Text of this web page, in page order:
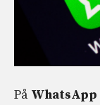
På WhatsApp